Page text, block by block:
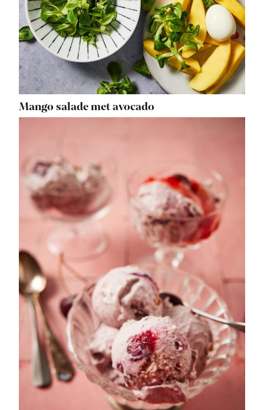
Mango salade met avocado